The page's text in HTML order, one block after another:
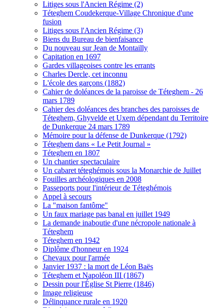
Litiges sous l'Ancien Régime (2)
Téteghem Coudekerque-Village Chronique d'une
fusion
Litiges sous l'Ancien Régime (3)
Biens du Bureau de bienfaisance
Du nouveau sur Jean de Montailly
Capitation en 1697
Gardes villageoises contre les errants
Charles Dercle, cet inconnu
L'école des garçons (1882)
Cahier de doléances de la paroisse de Téteghem - 26
mars 1789
Cahier des doléances des branches des paroisses de
Téteghem, Ghyvelde et Uxem dépendant du Territoire
de Dunkerque 24 mars 1789
Mémoire pour la défense de Dunkerque (1792)
Téteghem dans « Le Petit Journal »
Téteghem en 1807
Un chantier spectaculaire
Un cabaret téteghémois sous la Monarchie de Juillet
Fouilles archéologiques en 2008
Passeports pour l'intérieur de Téteghémois
Appel à secours
La "maison fantôme"
Un faux mariage pas banal en juillet 1949
La demande inaboutie d'une nécropole nationale à
Téteghem
Téteghem en 1942
Diplôme d'honneur en 1924
Chevaux pour l'armée
Janvier 1937 : la mort de Léon Baës
Téteghem et Napoléon III (1867)
Dessin pour l'Église St Pierre (1846)
Image religieuse
Délinquance rurale en 1920